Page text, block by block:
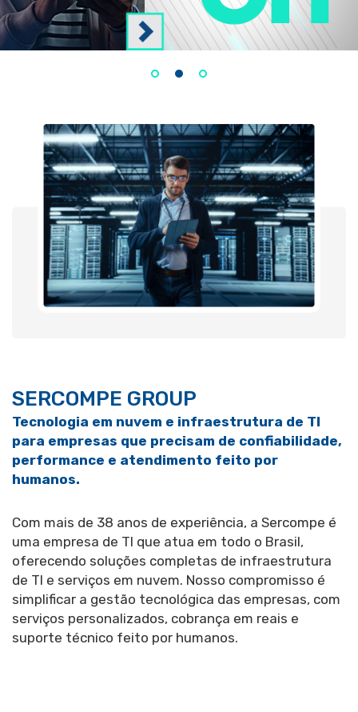
SERCOMPE GROUP
Tecnologia em nuvem e infraestrutura de TI
para empresas que precisam de confiabilidade,
performance e atendimento feito por
humanos.
Com mais de 38 anos de experiência, a Sercompe é
uma empresa de TI que atua em todo o Brasil,
oferecendo soluções completas de infraestrutura
de TI e serviços em nuvem. Nosso compromisso é
simplificar a gestão tecnológica das empresas, com
serviços personalizados, cobrança em reais e
suporte técnico feito por humanos.